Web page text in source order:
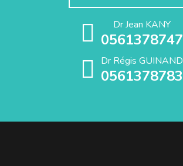
Dr Jean KANY
0561378747
Dr Régis GUINAND
0561378783